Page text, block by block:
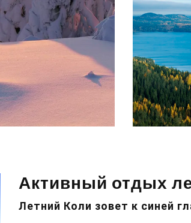
Активный отдых
Летний Коли зовет к синей